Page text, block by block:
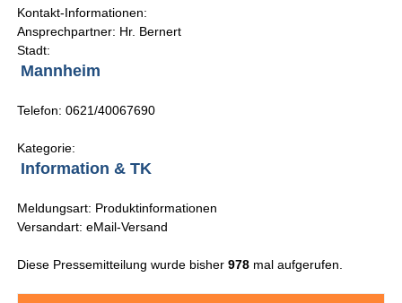
Kontakt-Informationen:
Ansprechpartner: Hr. Bernert
Stadt:
Mannheim
Telefon: 0621/40067690
Kategorie:
Information & TK
Meldungsart: Produktinformationen
Versandart: eMail-Versand
Diese Pressemitteilung wurde bisher978 mal aufgerufen.